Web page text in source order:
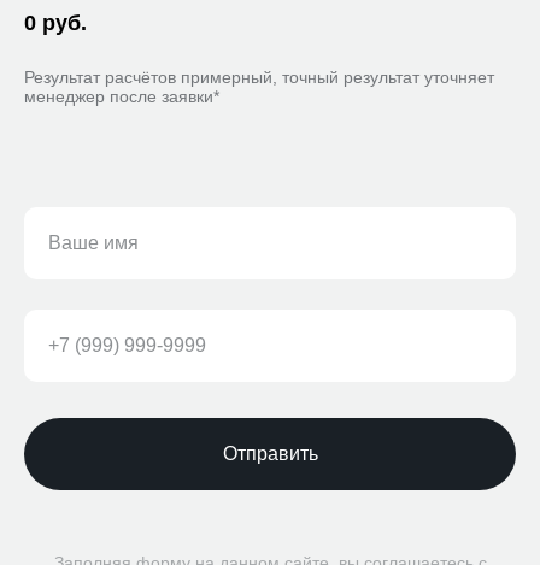
0 руб.
Результат расчётов примерный, точный результат уточняет
менеджер после заявки*
Отправить